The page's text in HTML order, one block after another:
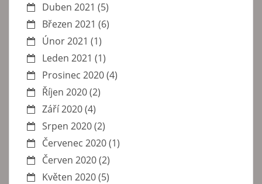
Duben 2021 (5)
Březen 2021 (6)
Únor 2021 (1)
Leden 2021 (1)
Prosinec 2020(4)
Říjen 2020(2)
Září 2020(4)
Srpen 2020(2)
Červenec 2020(1)
Červen 2020(2)
Květen 2020(5)